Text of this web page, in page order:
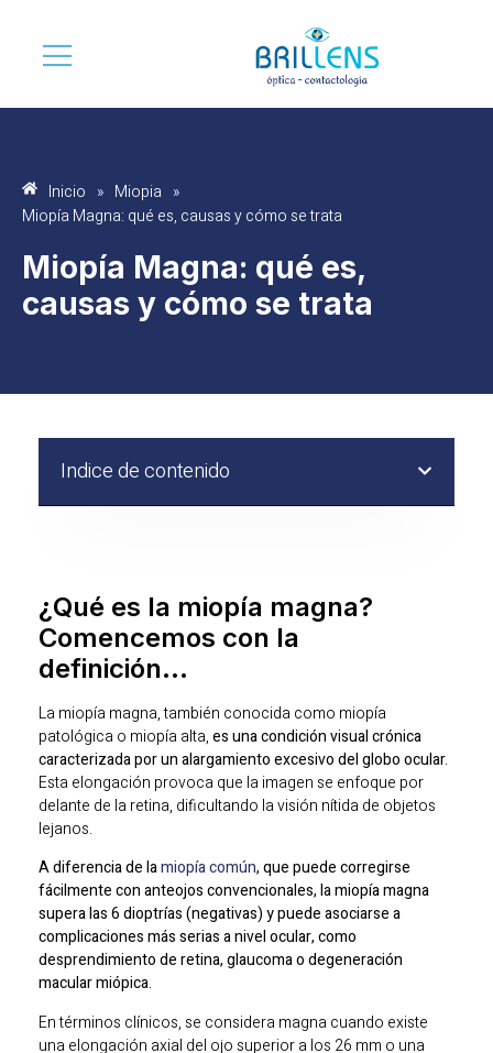
Inicio » Miopia »
Miopía Magna: qué es, causas y cómo se trata
Miopía Magna: qué es,
causas y cómo se trata
Indice de contenido
¿Qué es la miopía magna?
Comencemos con la
definición…
La miopía magna, también conocida como miopía
patológica o miopía alta,es una condición visual crónica
caracterizada por un alargamiento excesivo del globo ocular.
Esta elongación provoca que la imagen se enfoque por
delante de la retina, dificultando la visión nítida de objetos
lejanos.
A diferencia de lamiopía común, que puede corregirse
fácilmente con anteojos convencionales, la miopía magna
supera las 6 dioptrías (negativas) y puede asociarse a
complicaciones más serias a nivel ocular, como
desprendimiento de retina, glaucoma o degeneración
macular miópica.
En términos clínicos, se considera magna cuando existe
una elongación axial del ojo superior a los 26 mm o una